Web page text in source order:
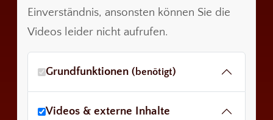
Einverständnis, ansonsten können Sie die
Videos leider nicht aufrufen.
Grundfunktionen (benötigt)
Videos & externe Inhalte